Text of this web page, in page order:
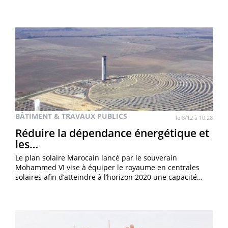
BÂTIMENT & TRAVAUX PUBLICS le 8/12 à 10:28
Réduire la dépendance énergétique et
les…
Le plan solaire Marocain lancé par le souverain
Mohammed VI vise à équiper le royaume en centrales
solaires afin d’atteindre à l’horizon 2020 une capacité…